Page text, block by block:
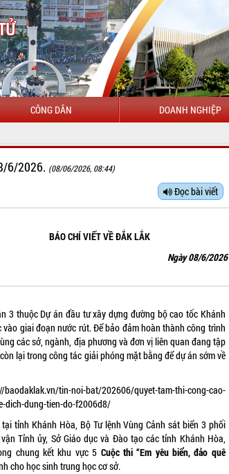
CÔNG DÂN DOANH NGHIỆP
6/2026. (08/06/2026, 08:44)
Đọc bài viết
BÁO CHÍ VIẾT VỀ ĐẮK LẮK
Ngày 08/6/2026
3 thuộc Dự án đầu tư xây dựng đường bộ cao tốc Khánh
giai đoạn nước rút. Để bảo đảm hoàn thành công trình
các sở, ngành, địa phương và đơn vị liên quan đang tập
lại trong công tác giải phóng mặt bằng để dự án sớm về
baodaklak.vn/tin-noi-bat/202606/quyet-tam-thi-cong-cao-
dich-dung-tien-do-f2006d8/
tỉnh Khánh Hòa, Bộ Tư lệnh Vùng Cảnh sát biển 3 phối
Tỉnh ủy, Sở Giáo dục và Đào tạo các tỉnh Khánh Hòa,
chung kết khu vực 5 Cuộc thi “Em yêu biển, đảo quê
cho học sinh trung học cơ sở.